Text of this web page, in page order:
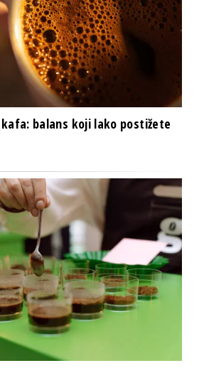
balans koji lako postižete